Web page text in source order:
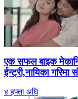
एक सफल बाइक
ईन्ट्री,नायिका गरिमा
४ हफ्ता अघि